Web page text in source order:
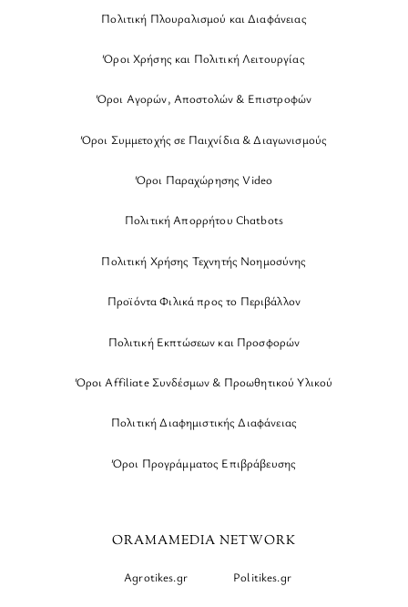
Πολιτική Πλουραλισμού και Διαφάνειας
Όροι Χρήσης και Πολιτική Λειτουργίας
Όροι Αγορών, Αποστολών & Επιστροφών
Όροι Συμμετοχής σε Παιχνίδια & Διαγωνισμούς
Όροι Παραχώρησης Video
Πολιτική Απορρήτου Chatbots
Πολιτική Χρήσης Τεχνητής Νοημοσύνης
Προϊόντα Φιλικά προς το Περιβάλλον
Πολιτική Εκπτώσεων και Προσφορών
Όροι Affiliate Συνδέσμων & Προωθητικού Υλικού
Πολιτική Διαφημιστικής Διαφάνειας
Όροι Προγράμματος Επιβράβευσης
ORAMAMEDIA NETWORK
Agrotikes.gr Politikes.gr